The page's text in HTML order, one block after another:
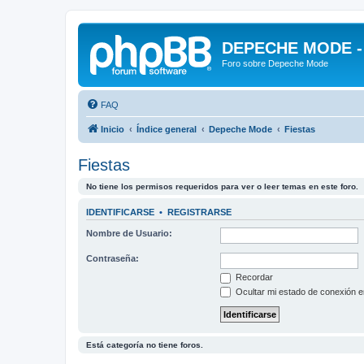
DEPECHE MODE
Foro sobre Depeche Mode
FAQ
Inicio Índice general Depeche Mode Fiestas
Fiestas
No tiene los permisos requeridos para ver o leer temas en este foro.
IDENTIFICARSE • REGISTRARSE
Nombre de Usuario:
Contraseña:
Recordar
Ocultar mi estado de conexión
Está categoría no tiene foros.